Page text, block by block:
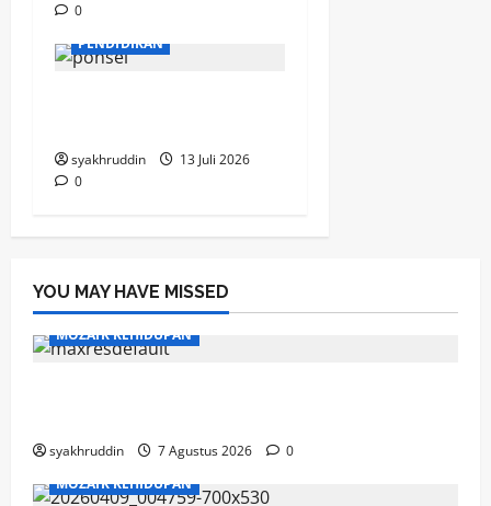
0
PENDIDIKAN
syakhruddin
13 Juli 2026
0
YOU MAY HAVE MISSED
MOZAIK KEHIDUPAN
syakhruddin 7 Agustus 2026
0
MOZAIK KEHIDUPAN